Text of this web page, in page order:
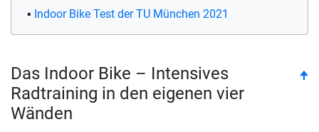
Indoor Bike Test der TU München 2021
Das Indoor Bike – Intensives
Radtraining in den eigenen vier
Wänden
🠉